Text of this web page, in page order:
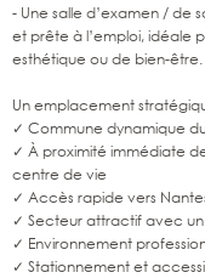
- Une salle d’examen / de
et prête à l’emploi, idéale
esthétique ou de bien-être.
Un emplacement
✓ Commune dynamique
✓ À proximité immédiate
centre de vie
✓ Accès rapide vers
✓ Secteur attractif avec
✓ Environnement
✓ Stationnement et